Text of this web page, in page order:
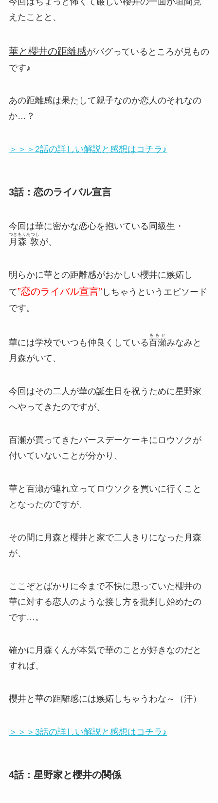
えたことと、
華と櫻井の距離感がバグっているところが見もの
です♪
あの距離感は果たして親子なのか恋人のそれなの
か…？
＞＞＞2話の詳しい解説と感想はコチラ♪
3話：恋のライバル宣言
今回は華に密かな恋心を抱いている同級生・
月森 敦
つきもりあつし
が、
明らかに華との距離感がおかしい櫻井に嫉妬し
て”恋のライバル宣言” しちゃうというエピソード
です。
華には学校でいつも仲良くしている百瀬
ももせ
みなみ と
月森がいて、
今回はその二人が華の誕生日を祝うために星野家
へやってきたのですが、
百瀬が買ってきたバースデーケーキにロウソクが
付いていないことが分かり、
華と百瀬が連れ立ってロウソクを買いに行くこと
となったのですが、
その間に月森と櫻井と家で二人きりになった月森
が、
ここぞとばかりに今まで不快に思っていた櫻井の
華に対する恋人のような接し方を批判し始めたの
です…。
確かに月森くんが本気で華のことが好きなのだと
すれば、
櫻井と華の距離感には嫉妬しちゃうわな～（汗）
＞＞＞3話の詳しい解説と感想はコチラ♪
4話：星野家と櫻井の関係